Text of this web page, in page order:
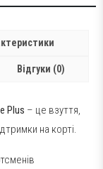
Відгуки (0)
Plus – це взуття,
на корті.